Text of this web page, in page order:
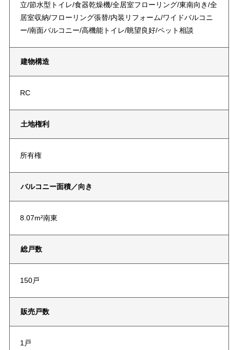
立/節水型トイレ/食器乾燥機/全居室フローリング/東南向き/全
居室収納/フローリング張替/内装リフォーム/ワイドバルコニ
ー/南面バルコニー/高機能トイレ/眺望良好/ペット相談
建物構造
RC
土地権利
所有権
バルコニー面積／向き
8.07m²南東
総戸数
150戸
販売戸数
1戸